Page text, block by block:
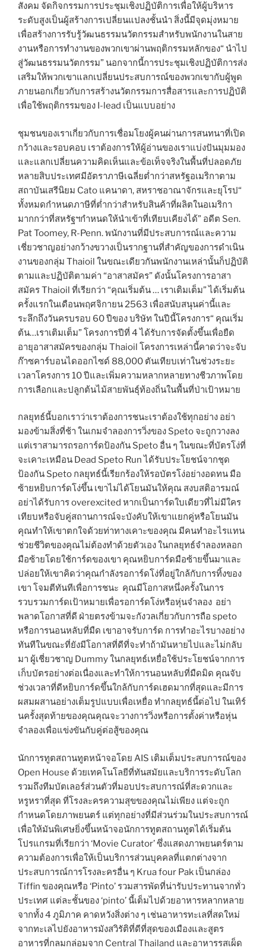
สังคม จัดกิจกรรมการประชุมเชิงปฏิบัติการเพื่อให้ผู้บริหาร
ระดับสูงเป็นผู้สร้างการเปลี่ยนแปลงชั้นนำ สิ่งนี้มีจุดมุ่งหมาย
เพื่อสร้างการรับรู้วัฒนธรรมนวัตกรรมสำหรับพนักงานในสาย
งานหรือการทำงานของพวกเขาผ่านพฤติกรรมหลักของ“ นำไป
สู่วัฒนธรรมนวัตกรรม” นอกจากนี้การประชุมเชิงปฏิบัติการส่ง
เสริมให้พวกเขาแลกเปลี่ยนประสบการณ์ของพวกเขากับผู้พูด
ภายนอกเกี่ยวกับการสร้างนวัตกรรมการสื่อสารและการปฏิบัติ
เพื่อใช้พฤติกรรมของ I-lead เป็นแบบอย่าง
ชุมชนของเราเกี่ยวกับการเชื่อมโยงผู้คนผ่านการสนทนาที่เปิด
กว้างและรอบคอบ เราต้องการให้ผู้อ่านของเราแบ่งปันมุมมอง
และแลกเปลี่ยนความคิดเห็นและข้อเท็จจริงในพื้นที่ปลอดภัย
หลายสิบประเทศมีอัตราภาษีเฉลี่ยต่ำกว่าสหรัฐอเมริกาตาม
สถาบันเสรีนิยม Cato แคนาดา, สหราชอาณาจักรและยุโรป“
ทั้งหมดกำหนดภาษีที่ต่ำกว่าสำหรับสินค้าที่ผลิตในอเมริกา
มากกว่าที่สหรัฐฯกำหนดให้นำเข้าที่เทียบเคียงได้” อดีต Sen.
Pat Toomey, R-Penn. พนักงานที่มีประสบการณ์และความ
เชี่ยวชาญอย่างกว้างขวางเป็นรากฐานที่สำคัญของการดำเนิน
งานของกลุ่ม Thaioil ในขณะเดียวกันพนักงานเหล่านั้นก็ปฏิบัติ
ตามและปฏิบัติตามค่า “อาสาสมัคร” ดังนั้นโครงการอาสา
สมัคร Thaioil ที่เรียกว่า “คุณเริ่มต้น … เราเติมเต็ม” ได้เริ่มต้น
ครั้งแรกในเดือนพฤศจิกายน 2563 เพื่อสนับสนุนค่านี้และ
ระลึกถึงวันครบรอบ 60 ปีของ บริษัท ในปีนี้โครงการ“ คุณเริ่ม
ต้น…เราเติมเต็ม” โครงการปีที่ 4 ได้รับการจัดตั้งขึ้นเพื่อยืด
อายุอาสาสมัครของกลุ่ม Thaioil โครงการเหล่านี้คาดว่าจะจับ
ก๊าซคาร์บอนไดออกไซด์ 88,000 ตันเทียบเท่าในช่วงระยะ
เวลาโครงการ 10 ปีและเพิ่มความหลากหลายทางชีวภาพโดย
การเลือกและปลูกต้นไม้สายพันธุ์ท้องถิ่นในพื้นที่ป่าเป้าหมาย
กลยุทธ์นี้บอกเราว่าเราต้องการชนะเราต้องใช้ทุกอย่าง อย่า
มองข้ามสิ่งที่ช้า ในเกมจำลองการวิ่งของ Speto จะถูกวางลง
แต่เราสามารถรอการ์ดป้องกัน Speto อื่น ๆ ในขณะที่บัตรโง่ที่
จะเคาะเหมือน Dead Speto Run ได้รับประโยชน์จากชุด
ป้องกัน Speto กลยุทธ์นี้เรียกร้องให้รอบัตรโง่อย่างอดทน มือ
ซ้ายหยิบการ์ดโง่ขึ้น เขาไม่ได้โยนมันให้คุณ สงบสติอารมณ์
อย่าได้รับการ overexcited หากเป็นการ์ดใบเดียวที่ไม่มีใคร
เทียบหรือจับคู่สถานการณ์จะบังคับให้เขาแยกคู่หรือโยนมัน
คุณทำให้เขาตกใจด้วยท่าทางเคาะของคุณ มีคนทำอะไรแทน
ช่วยชีวิตของคุณไม่ต้องทำด้วยตัวเอง ในกลยุทธ์จำลองหลอก
มือซ้ายโดยใช้การ์ดของเขา คุณหยิบการ์ดมือซ้ายขึ้นมาและ
ปล่อยให้เขาคิดว่าคุณกำลังรอการ์ดโง่ที่อยู่ใกล้กับการทิ้งของ
เขา โจมตีทันทีเพื่อการชนะ คุณมีโอกาสหนึ่งครั้งในการ
รวบรวมการ์ดเป้าหมายเพื่อรอการ์ดโง่หรือหุ่นจำลอง อย่า
พลาดโอกาสที่ดี ฝ่ายตรงข้ามจะกังวลเกี่ยวกับการถือ speto
หรือการนอนหลับที่มืด เขาอาจรับการ์ด การทำอะไรบางอย่าง
ทันทีในขณะที่ยังมีโอกาสที่ดีที่จะทำถ้ามันหายไปและไม่กลับ
มา ผู้เชี่ยวชาญ Dummy ในกลยุทธ์เหยื่อใช้ประโยชน์จากการ
เก็บบัตรอย่างต่อเนื่องและทำให้การนอนหลับที่มืดมิด คุณจับ
ช่วงเวลาที่ดีหยิบการ์ดขึ้นใกล้กับการ์ดเฮดมากที่สุดและมีการ
ผสมผสานอย่างเต็มรูปแบบเพื่อเหยื่อ ทำกลยุทธ์นี้ต่อไป ในเทิร์
นครั้งสุดท้ายของคุณคุณจะวางการวิ่งหรือการตั้งค่าหรือหุ่น
จำลองเพื่อแข่งขันกับคู่ต่อสู้ของคุณ
นักการทูตสถานทูตหน้าจอโดย AIS เติมเต็มประสบการณ์ของ
Open House ด้วยเทคโนโลยีที่ทันสมัยและบริการระดับโลก
รวมถึงทีมบัตเลอร์ส่วนตัวที่มอบประสบการณ์ที่สะดวกและ
หรูหราที่สุด ที่โรงละครความสุขของคุณไม่เพียง แต่จะถูก
กำหนดโดยภาพยนตร์ แต่ทุกอย่างที่มีส่วนร่วมในประสบการณ์
เพื่อให้มันพิเศษยิ่งขึ้นหน้าจอนักการทูตสถานทูตได้เริ่มต้น
โปรแกรมที่เรียกว่า ‘Movie Curator’ ซึ่งแสดงภาพยนตร์ตาม
ความต้องการเพื่อให้เป็นบริการส่วนบุคคลที่แตกต่างจาก
ประสบการณ์การโรงละครอื่น ๆ Krua four Pak เป็นกล่อง
Tiffin ของคุณหรือ ‘Pinto’ รวมสารพัดที่น่ารับประทานจากทั่ว
ประเทศ แต่ละชั้นของ ‘pinto’ นี้เต็มไปด้วยอาหารหลากหลาย
จากทั้ง 4 ภูมิภาค คาดหวังสิ่งต่าง ๆ เช่นอาหารทะเลที่สดใหม่
จากทะเลไปยังอาหารมังสวิรัติที่ดีที่สุดของเมืองและสูตร
อาหารที่กลมกล่อมจาก Central Thailand และอาหารรสเผ็ด